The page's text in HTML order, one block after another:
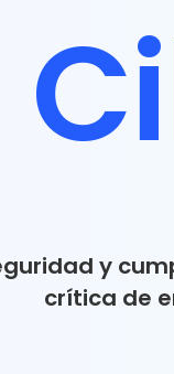
y
crítica de